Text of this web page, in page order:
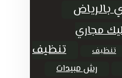
بالرياض
مجاري
تنظيف
تنظيف
رش مبيدات